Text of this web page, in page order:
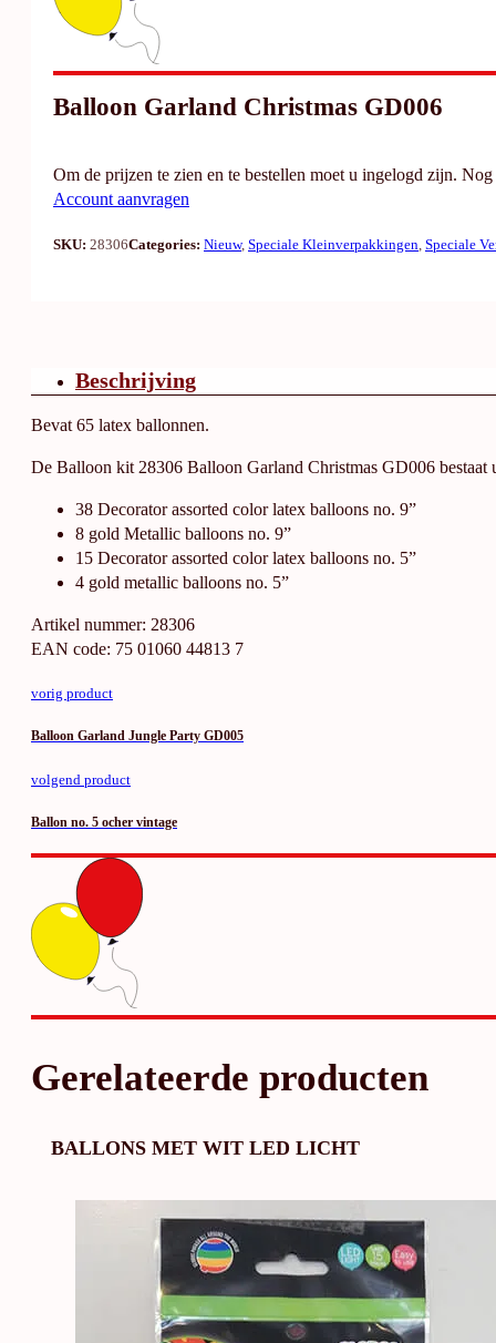
Balloon Garland Christmas GD006
Om de prijzen te zien en te bestellen moet u ingelogd zijn. Nog
Account aanvragen
SKU: 28306Categories: Nieuw, Speciale Kleinverpakkingen Speciale
Beschrijving
Bevat 65 latex ballonnen.
De Balloon kit 28306 Balloon Garland Christmas GD006 bestaat
38 Decorator assorted color latex balloons no. 9”
8 gold Metallic balloons no. 9”
15 Decorator assorted color latex balloons no. 5”
4 gold metallic balloons no. 5”
Artikel nummer: 28306
EAN code: 75 01060 44813 7
vorig product
Balloon Garland Jungle Party GD005
volgend product
Ballon no. 5 ocher vintage
Gerelateerde producten
BALLONS MET WIT LED LICHT